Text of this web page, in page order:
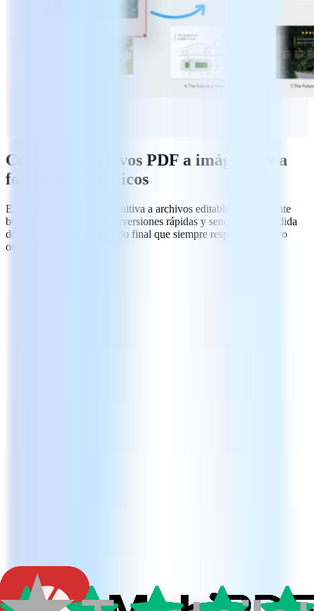
Convierte archivos PDF a imágenes y a
formatos ofimáticos
Exporta PDF de forma intuitiva a archivos editables y fácilmente
buscables. Disfruta de conversiones rápidas y sencillas sin pérdida
de calidad, con un resultado final que siempre respeta el archivo
original.
Descarga gratuita